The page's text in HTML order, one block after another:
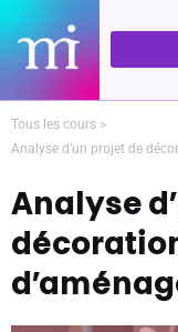
contenu
Tous les cours >
Analyse d’un projet de
Analyse
des
articles